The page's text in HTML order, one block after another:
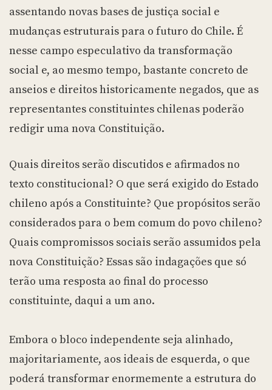
assentando novas bases de justiça social e
mudanças estruturais para o futuro do Chile. É
nesse campo especulativo da transformação
social e, ao mesmo tempo, bastante concreto de
anseios e direitos historicamente negados, que as
representantes constituintes chilenas poderão
redigir uma nova Constituição.
Quais direitos serão discutidos e afirmados no
texto constitucional? O que será exigido do Estado
chileno após a Constituinte? Que propósitos serão
considerados para o bem comum do povo chileno?
Quais compromissos sociais serão assumidos pela
nova Constituição? Essas são indagações que só
terão uma resposta ao final do processo
constituinte, daqui a um ano.
Embora o bloco independente seja alinhado,
majoritariamente, aos ideais de esquerda, o que
poderá transformar enormemente a estrutura do